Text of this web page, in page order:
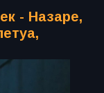
- Назаре,